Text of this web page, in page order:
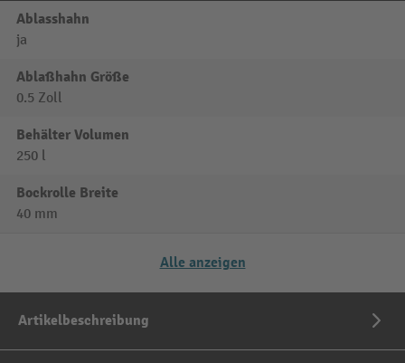
Ablasshahn
ja
Ablaßhahn Größe
0.5 Zoll
Behälter Volumen
250 l
Bockrolle Breite
40 mm
Alle anzeigen
Artikelbeschreibung